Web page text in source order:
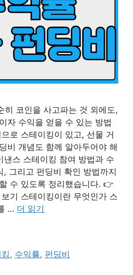
히 코인을 사고파는 것 외에도,
자 수익을 얻을 수 있는 방법
로 스테이킹이 있고, 선물 거
비 개념도 함께 알아두어야 해
낸스 스테이킹 참여 방법과 수
, 그리고 펀딩비 확인 방법까지
수 있도록 정리했습니다. 👉
기 스테이킹이란 무엇인가 스
… 더 읽기
, 수익률, 펀딩비